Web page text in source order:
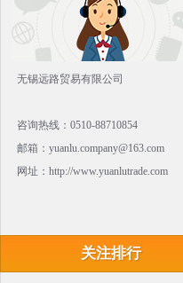
无锡远路贸易有限公司
咨询热线：0510-88710854
邮箱：yuanlu.company@163.com
网址：http://www.yuanlutrade.com
关注排行